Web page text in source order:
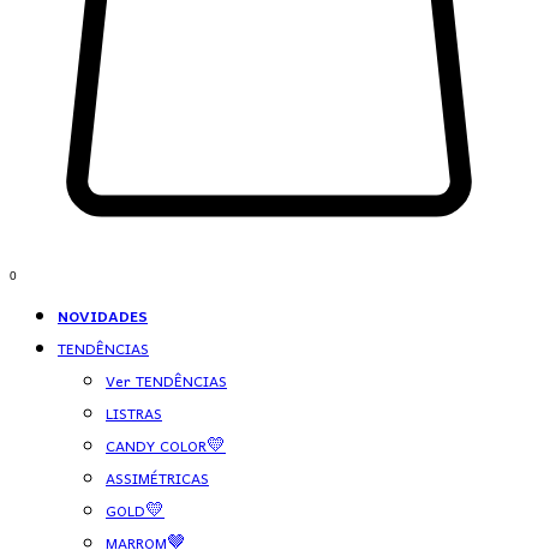
0
NOVIDADES
TENDÊNCIAS
Ver TENDÊNCIAS
LISTRAS
CANDY COLOR💛
ASSIMÉTRICAS
GOLD💛